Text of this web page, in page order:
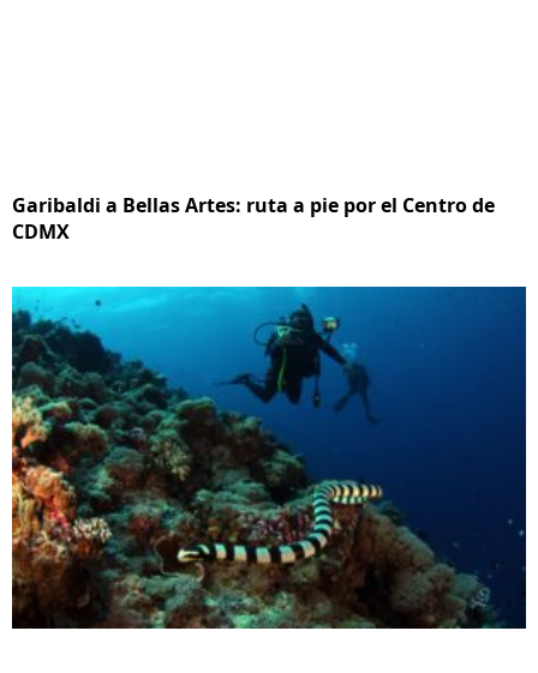
Garibaldi a Bellas Artes: ruta a pie por el Centro de
CDMX